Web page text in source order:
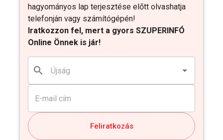
hagyományos lap terjesztése előtt olvashatja
telefonján vagy számítógépén!
Iratkozzon fel, mert a gyors SZUPERINFÓ
Online Önnek is jár!
Feliratkozás